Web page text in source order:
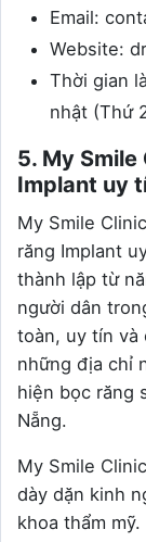
Email:
Website:
Thời gian
nhật (Thứ
5. My
Implant uy
My Smile
răng Implant
thành lập từ
người dân
toàn, uy tín và
những địa chỉ
hiện bọc răng
Nẵng.
My Smile
dày dặn kinh
khoa thẩm